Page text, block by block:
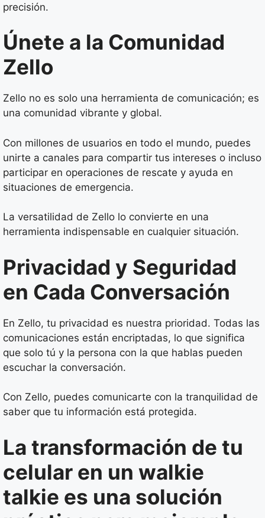
precisión.
Únete a la Comunidad
Zello
Zello no es solo una herramienta de comunicación; es
una comunidad vibrante y global.
Con millones de usuarios en todo el mundo, puedes
unirte a canales para compartir tus intereses o incluso
participar en operaciones de rescate y ayuda en
situaciones de emergencia.
La versatilidad de Zello lo convierte en una
herramienta indispensable en cualquier situación.
Privacidad y Seguridad
en Cada Conversación
En Zello, tu privacidad es nuestra prioridad. Todas las
comunicaciones están encriptadas, lo que significa
que solo tú y la persona con la que hablas pueden
escuchar la conversación.
Con Zello, puedes comunicarte con la tranquilidad de
saber que tu información está protegida.
La transformación de tu
celular en un walkie
talkie es una solución